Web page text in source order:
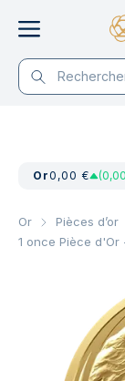
Or0,00 €
Or Pièces d’or
1 once Pièce d'Or